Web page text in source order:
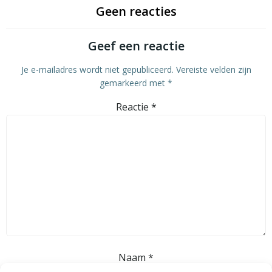
Geen reacties
Geef een reactie
Je e-mailadres wordt niet gepubliceerd. Vereiste velden zijn
gemarkeerd met *
Reactie *
Naam *